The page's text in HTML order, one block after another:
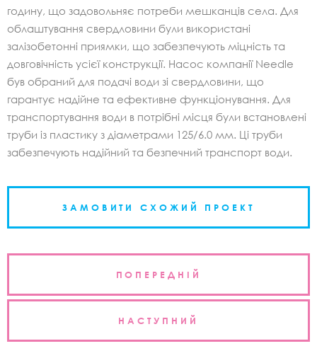
годину, що задовольняє потреби мешканців села. Для
облаштування свердловини були використані
залізобетонні приямки, що забезпечують міцність та
довговічність усієї конструкції. Насос компанії Needle
був обраний для подачі води зі свердловини, що
гарантує надійне та ефективне функціонування. Для
транспортування води в потрібні місця були встановлені
труби із пластику з діаметрами 125/6.0 мм. Ці труби
забезпечують надійний та безпечний транспорт води.
ЗАМОВИТИ СХОЖИЙ ПРОЕКТ
Навігація
ПОПЕРЕДНІЙ
НАСТУПНИЙ